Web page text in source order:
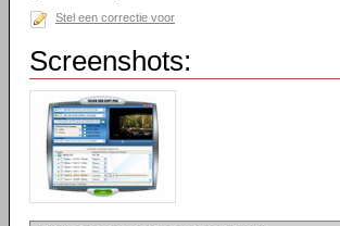
Stel een correctie voor
Screenshots: